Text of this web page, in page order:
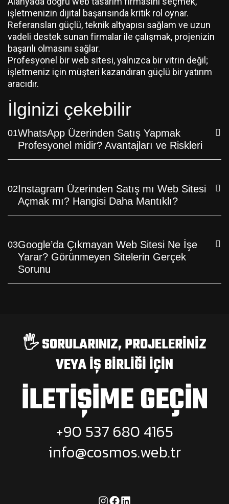
işletmenizin dijital başarısında kritik rol oynar.
Referansları güçlü, teknik altyapısı sağlam ve uzun
vadeli destek sunan firmalar ile çalışmak, projenizin
başarılı olmasını sağlar.
Profesyonel bir web sitesi, yalnızca bir vitrin değil;
işletmeniz için müşteri kazandıran güçlü bir yatırım
aracıdır.
İlginizi çekebilir
01WhatsApp Üzerinden Satış Yapmak
Profesyonel midir? Avantajları ve Riskleri
02Instagram Üzerinden Satış mı Web Sitesi
Açmak mı? Hangisi Daha Mantıklı?
03Google’da Çıkmayan Web Sitesi Ne İşe
Yarar? Görünmeyen Sitelerin Gerçek
Sorunu
🖐️ SORULARINIZ, PROJELERINIZ
VEYA IŞ BIRLIĞI IÇIN
İLETIŞIME GEÇIN
+90 537 680 4165
info@cosmos.web.tr